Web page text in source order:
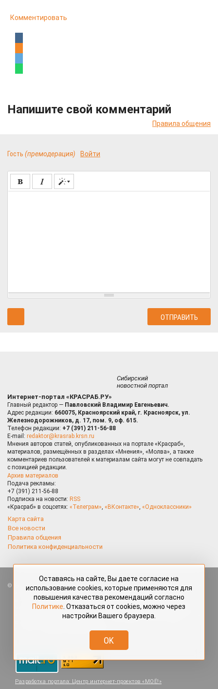
Комментировать
Напишите свой комментарий
Правила общения
Гость (премодерация) Войти
Сибирский
новостной портал
Интернет-портал «КРАСРАБ.РУ»
Главный редактор — Павловский Владимир Евгеньевич.
Адрес редакции: 660075, Красноярский край, г. Красноярск, ул.
Железнодорожников, д. 17, пом. 9, оф. 615.
Телефон редакции: +7 (391) 211-56-88
E-mail: redaktor@krasrab.krsn.ru
Мнения авторов статей, опубликованных на портале «Красраб»,
материалов, размещённых в разделах «Мнения», «Молва», а также
комментариев пользователей к материалам сайта могут не совпадать
с позицией редакции.
Архив материалов
Подача рекламы:
+7 (391) 211-56-88
Подписка на новости: RSS
«Красраб» в соцсетях: «Телеграм», «ВКонтакте», «Одноклассники»
Карта сайта
Все новости
Правила общения
Политика конфиденциальности
Все права защищены. Любые материалы, размещённые на портале
«Красраб.ру» сотрудниками редакции, нештатными авторами
и читателями, являются объектами авторского права. Полное или
частичное использование материалов, размещённых на портале
«Красраб.ру», допускается только с письменного согласия редакции
redaktor@krasrab.krsn.ru.
Разработка портала: Центр интернет-проектов «МОЁ!»
Оставаясь на сайте, Вы даете согласие на
использование cookies, которые применяются для
повышения качества рекомендаций согласно
Политике . Отказаться от cookies, можно через
настройки Вашего браузера.
OK